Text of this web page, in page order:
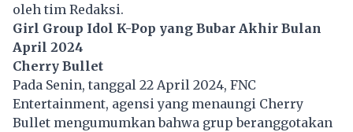
oleh tim Redaksi.
Girl Group Idol K-Pop yang Bubar Akhir Bulan
April 2024
Cherry Bullet
Pada Senin, tanggal 22 April 2024, FNC
Entertainment, agensi yang menaungi Cherry
Bullet mengumumkan bahwa grup beranggotakan